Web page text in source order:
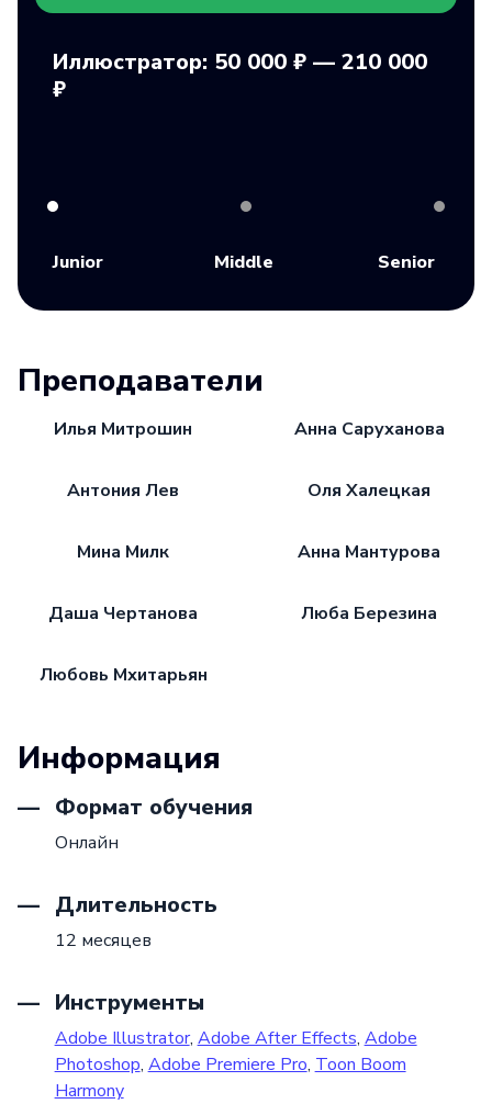
Иллюстратор: 50 000 ₽ — 210 000
₽
Junior Middle Senior
Преподаватели
Илья Митрошин Анна Саруханова
Антония Лев Оля Халецкая
Мина Милк Анна Мантурова
Даша Чертанова Люба Березина
Любовь Мхитарьян
Информация
Формат обучения
Онлайн
Длительность
12 месяцев
Инструменты
Adobe Illustrator, Adobe After Effects, Adobe
Photoshop, Adobe Premiere Pro, Toon Boom
Harmony